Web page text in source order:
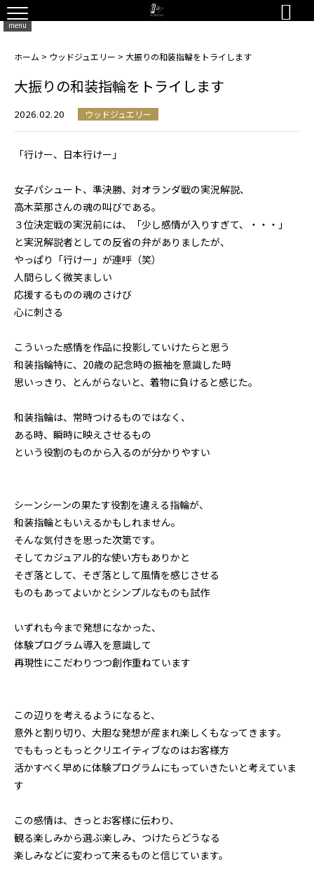
menu

ホーム > ウッドジュエリー > 大振りの和装指輪をトライします
大振りの和装指輪をトライします
2026.02.20 ウッドジュエリー
「行けー、日本行けー」
女子パシュート、準決勝、対オランダ戦の実況解説、
高木菜那さんの魂の叫びである。
３位決定戦の実況前には、「少し感情が入りすぎて、・・・」
と実況解説者としての反省の弁がありましたが、
やっぱり「行けー」が連呼（笑）
人間らしく微笑ましい
応援するものの魂のさけび
心に刺さる
こういった感情を作品に投影していけたらと思う
和装指輪特に、20歳の記念時の振袖を意識した時
思いっきり、とんがらないと、着物に負けると感じた。
和装指輪は、常時つけるものではなく、
ある時、瞬時に映えさせるもの
という役割のものから入るのが分かりやすい
シーンシーンの果たす役割を違える指輪が、
和装指輪ともいえるかもしれません。
そんな気付きを思った次第です。
そしてカジュアル的な使い方もありかと
そぎ落として、そぎ落として風情を感じさせる
ものもあってよいかとシンプルなものも試作
いずれも今まで発想になかった、
体験プログラム導入を意識して
再現性にこだわりつつ創作重ねています
この辺りを考えるようになると、
意外と割り切り、大胆な発想が産まれ楽しくもなってきます。
でももっともっとクリエイティブなのはお客様方
活かすべく早めに体験プログラムにもっていきたいと考えていま
す
この感情は、きっとお客様に伝わり、
観る楽しみから選ぶ楽しみ、つけたらどうなる
楽しみなどに変わって来るものと信じています。